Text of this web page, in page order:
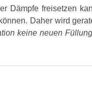
Dämpfe freisetzen
Daher wird
keine neuen